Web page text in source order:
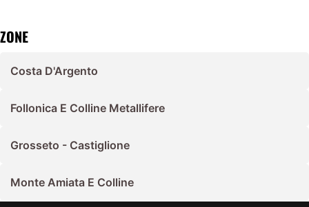
ZONE
Costa D'Argento
Follonica E Colline Metallifere
Grosseto - Castiglione
Monte Amiata E Colline